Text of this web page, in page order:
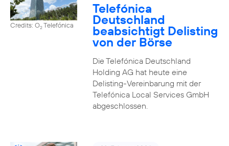
Credits: O2Telefónica
Telefónica
Deutschland
beabsichtigt Delisting
von der Börse
Die Telefónica Deutschland
Holding AG hat heute eine
Delisting-Vereinbarung mit der
Telefónica Local Services GmbH
abgeschlossen.